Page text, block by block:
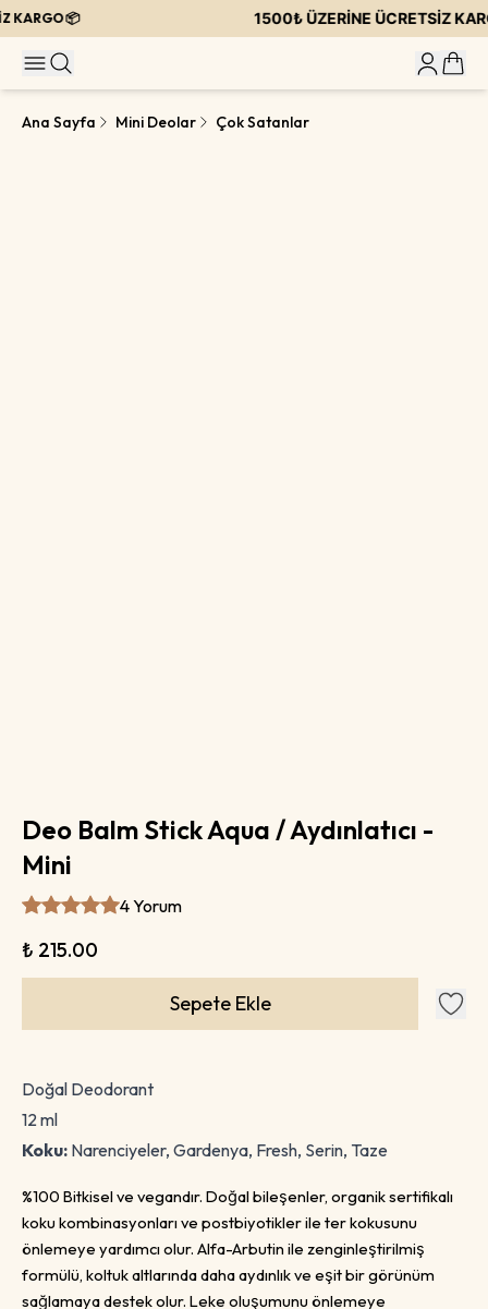
KARGO 📦 1500₺ ÜZERİNE ÜCRETSİZ
Ana Sayfa Mini Deolar Çok Satanlar
Deo Balm Stick Aqua / Aydınlatıcı -
Mini
4 Yorum
₺ 215.00
Sepete Ekle
Doğal Deodorant
12 ml
Koku: Narenciyeler, Gardenya, Fresh, Serin, Taze
%100 Bitkisel ve vegandır. Doğal bileşenler, organik sertifikalı
koku kombinasyonları ve postbiyotikler ile ter kokusunu
önlemeye yardımcı olur. Alfa-Arbutin ile zenginleştirilmiş
formülü, koltuk altlarında daha aydınlık ve eşit bir görünüm
sağlamaya destek olur. Leke oluşumunu önlemeye